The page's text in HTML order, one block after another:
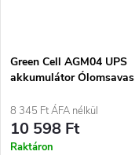
Green Cell AGM04 UPS
akkumulátor Ólomsavas
8 345 Ft ÁFA nélkül
10 598 Ft
Raktáron